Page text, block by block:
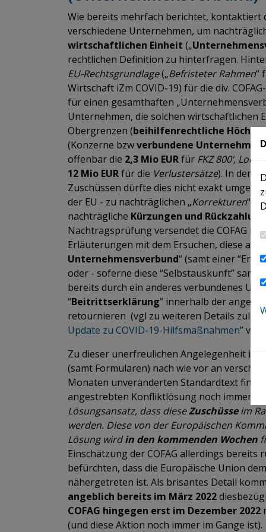
Wie bereits mehrfach berichtet, kontaktiert
verschiedene Unternehmen, um
wirtschaftlichen Einheit („
rechtlichen Definition zu hinterfragen.
EU-Rechtsgrundlage(„Befristeter Rahmen“
Wirtschaft iZm COVID-19) für die div.
für einen gesamthaften
Unternehmen, die solchen wirtschaftlichen
Obergrenzen (beihilfenrechtliche
(Konzerne bzwverbundene Unternehmen
offenbar die 2,3 Mio EURfür FKZ 800‘,
12 Mio EURfür die Verlustersätze). In den
Zuschüssen dürfte dies nicht exakt
der EU - zu nachträglichen „Korrekturen“
nachträgliche Kürzungen und
Nachtragsprüfung versendet die COFAG
Erläuterungen mit dem Ersuchen, diese
Unternehmensverbund“ (samt einer
oder - soferne diese “Selbstauskunft” samt
bereits durch ein anderes verbundenes
“Beitrittserklärung” innerhalb der
retournieren (vgl zu weiteren Details
Update zu COVID-19-Hilfsmaßnahmen” vom
Zu dieser unerfreulichen Angelegenheit ist
(samt Formularen) nach wie vor an
Monaten unveränderten Standardtext
angestrebten Konfliktlösung noch immer
Lösungsansatz, dass dieseZuschüsseim
werden. Diese von der Europäischen
Lösung wirdin den kommenden Wochen
Einschätzung der COFAG allerdings bereits
befürchten, dass die Europäische Union
nähergetreten ist. Als brisantes Detail
angeblich bereits im März 2022
COFAG hingegen erst im Dezember 2022
(und diese Aktion noch immer im Gange ist).